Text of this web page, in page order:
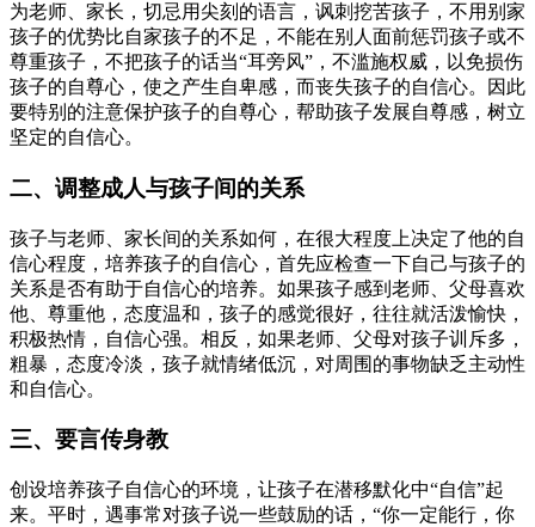
为老师、家长，切忌用尖刻的语言，讽刺挖苦孩子，不用别家
孩子的优势比自家孩子的不足，不能在别人面前惩罚孩子或不
尊重孩子，不把孩子的话当“耳旁风”，不滥施权威，以免损伤
孩子的自尊心，使之产生自卑感，而丧失孩子的自信心。因此
要特别的注意保护孩子的自尊心，帮助孩子发展自尊感，树立
坚定的自信心。
二、调整成人与孩子间的关系
孩子与老师、家长间的关系如何，在很大程度上决定了他的自
信心程度，培养孩子的自信心，首先应检查一下自己与孩子的
关系是否有助于自信心的培养。如果孩子感到老师、父母喜欢
他、尊重他，态度温和，孩子的感觉很好，往往就活泼愉快，
积极热情，自信心强。相反，如果老师、父母对孩子训斥多，
粗暴，态度冷淡，孩子就情绪低沉，对周围的事物缺乏主动性
和自信心。
三、要言传身教
创设培养孩子自信心的环境，让孩子在潜移默化中“自信”起
来。平时，遇事常对孩子说一些鼓励的话，“你一定能行，你